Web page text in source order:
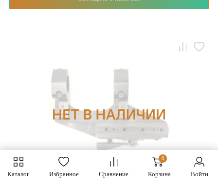
Каталог Избранное Сравнение
0
Корзина Войти